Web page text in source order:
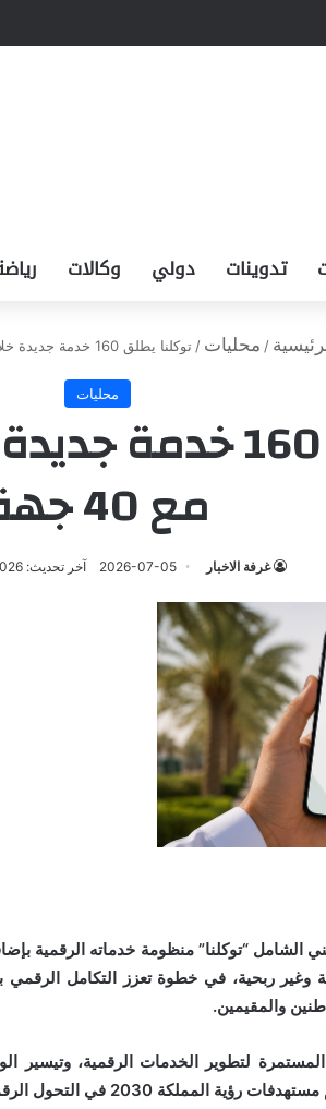
تدوينات دولي وكالات
/ محليات / توكلنا يطلق 160 خدمة جديدة خلال يونيو بالتعاون مع 40 جهة
محليات
توكلنا يطلق 160
مع 40 جهة
غرفة الاخبار 2026-07-05 آخر تحديث: 2026-07-05
وغير ربحية، في خطوة تعزز التكامل
والمقيمين.
لتطوير الخدمات الرقمية، وتيسير
الرقمي والارتقاء بكفاءة الخدمات الحكومية.